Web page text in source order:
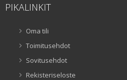
PIKALINKIT
Oma tili
Toimitusehdot
Sovitusehdot
Rekisteriseloste